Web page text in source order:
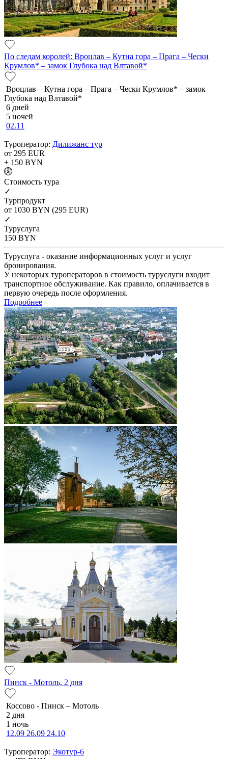
По следам королей: Вроцлав – Кутна гора – Прага – Чески
Крумлов* – замок Глубока над Влтавой*
Вроцлав – Кутна гора – Прага – Чески Крумлов* – замок
Глубока над Влтавой*
6 дней
5 ночей
02.11
Туроператор: Дилижанс тур
от 295 EUR
+ 150 BYN
Cтоимость тура
✓
Турпродукт
от 1030 BYN (295 EUR)
✓
Туруслуга
150 BYN
Туруслуга - оказание информационных услуг и услуг
бронирования.
У некоторых туроператоров в стоимость туруслуги входит
транспортное обслуживание. Как правило, оплачивается в
первую очередь после оформления.
Подробнее
Пинск - Мотоль, 2 дня
Коссово - Пинск – Мотоль
2 дня
1 ночь
12.09 26.09 24.10
Туроператор: Экотур-6